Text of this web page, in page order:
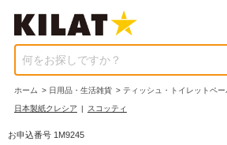
何をお探しですか？
ホーム > 日用品・生活雑貨 > ティッシュ・トイレットペ
日本製紙クレシア | スコッティ
お申込番号 1M9245